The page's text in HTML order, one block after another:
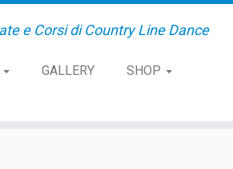
e Corsi di Country Line Dance
GALLERY SHOP